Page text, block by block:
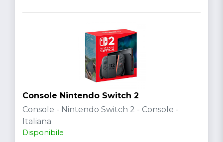
Console Nintendo Switch 2
Console - Nintendo Switch 2 - Console -
Italiana
Disponibile